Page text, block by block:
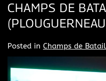
CHAMPS DE
Posted in Champs de